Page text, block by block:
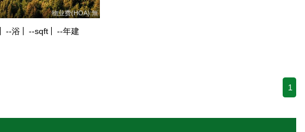
物业费(HOA):無
--浴 --sqft --年建
1